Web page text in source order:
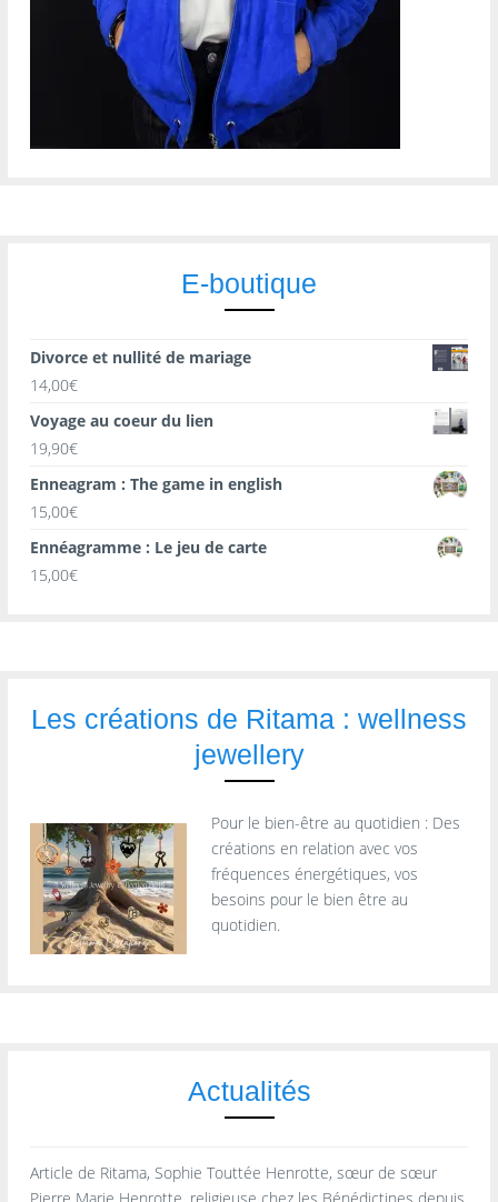
E-boutique
Divorce et nullité de mariage
14,00€
Voyage au coeur du lien
19,90€
Enneagram : The game in english
15,00€
Ennéagramme : Le jeu de carte
15,00€
Les créations de Ritama : wellness
jewellery
Pour le bien-être au quotidien : Des
créations en relation avec vos
fréquences énergétiques, vos
besoins pour le bien être au
quotidien.
Actualités
Article de Ritama, Sophie Touttée Henrotte, sœur de sœur